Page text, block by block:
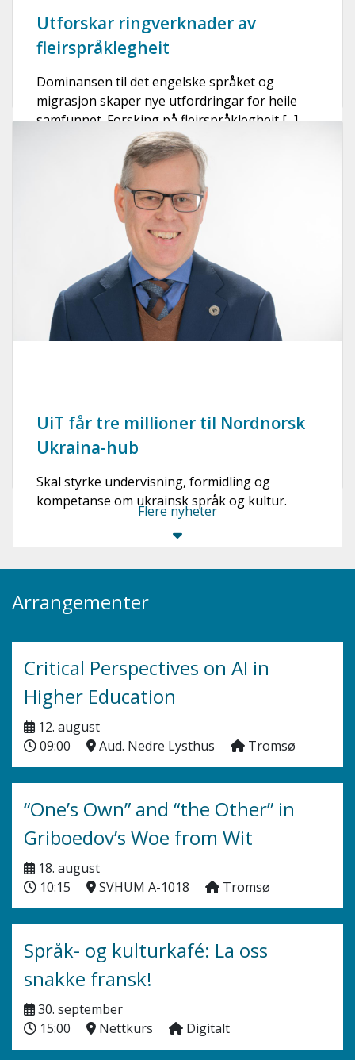
Utforskar ringverknader av
fleirspråklegheit
Dominansen til det engelske språket og
migrasjon skaper nye utfordringar for heile
samfunnet. Forsking på fleirspråklegheit [...]
UiT får tre millioner til Nordnorsk
Ukraina-hub
Skal styrke undervisning, formidling og
kompetanse om ukrainsk språk og kultur.
Flere nyheter
Arrangementer
Critical Perspectives on AI in
Higher Education
12. august
09:00
Aud. Nedre Lysthus Tromsø
“One’s Own” and “the Other” in
Griboedov’s Woe from Wit
18. august
10:15
SVHUM A-1018 Tromsø
Språk- og kulturkafé: La oss
snakke fransk!
30. september
15:00
Nettkurs Digitalt